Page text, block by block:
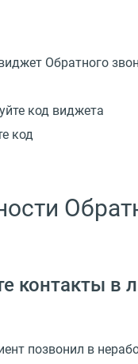
Обратного
контакты в
позвонил в